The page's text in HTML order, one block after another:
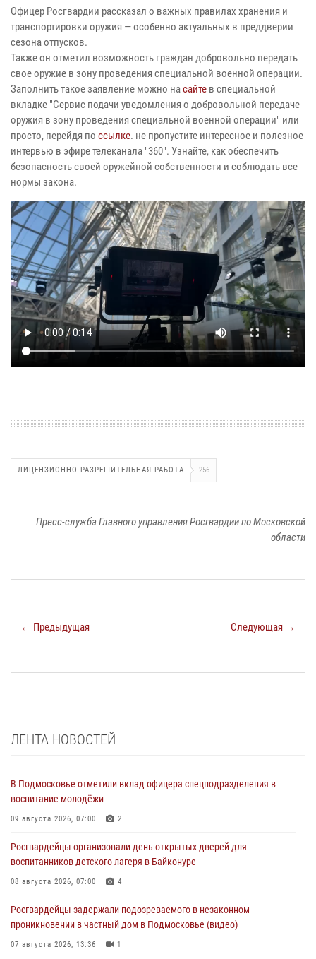
Офицер Росгвардии рассказал о важных правилах хранения и
транспортировки оружия — особенно актуальных в преддверии
сезона отпусков.
Также он отметил возможность граждан добровольно передать
свое оружие в зону проведения специальной военной операции.
Заполнить такое заявление можно насайте в специальной
вкладке "Сервис подачи уведомления о добровольной передаче
оружия в зону проведения специальной военной операции" или
просто, перейдя по ссылке. не пропустите интересное и полезное
интервью в эфире телеканала "360". Узнайте, как обеспечить
безопасность своей оружейной собственности и соблюдать все
нормы закона.
ЛИЦЕНЗИОННО-РАЗРЕШИТЕЛЬНАЯ РАБОТА 256
Пресс-служба Главного управления Росгвардии по Московской
области
← Предыдущая Следующая →
ЛЕНТА НОВОСТЕЙ
В Подмосковье отметили вклад офицера спецподразделения в
воспитание молодёжи
09 августа 2026, 07:00 2
Росгвардейцы организовали день открытых дверей для
воспитанников детского лагеря в Байконуре
08 августа 2026, 07:00 4
Росгвардейцы задержали подозреваемого в незаконном
проникновении в частный дом в Подмосковье (видео)
07 августа 2026, 13:36 1